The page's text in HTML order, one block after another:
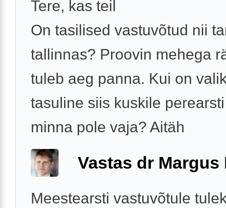
Tere, kas teil
On tasilised vastuvõtud nii
tallinnas? Proovin mehega
tuleb aeg panna. Kui on
tasuline siis kuskile
minna pole vaja? Aitäh
Vastas dr Margus
Meestearsti vastuvõtule